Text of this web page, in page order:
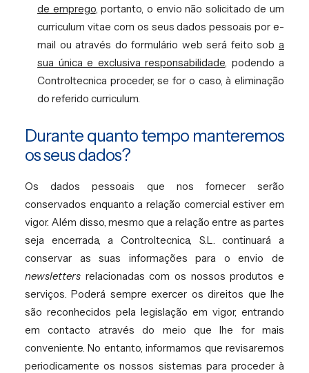
de emprego, portanto, o envio não solicitado de um
curriculum vitae com os seus dados pessoais por e-
mail ou através do formulário web será feito sob a
sua única e exclusiva responsabilidade, podendo a
Controltecnica proceder, se for o caso, à eliminação
do referido curriculum.
Durante quanto tempo manteremos
os seus dados?
Os dados pessoais que nos fornecer serão
conservados enquanto a relação comercial estiver em
vigor. Além disso, mesmo que a relação entre as partes
seja encerrada, a Controltecnica, S.L. continuará a
conservar as suas informações para o envio de
newsletters relacionadas com os nossos produtos e
serviços. Poderá sempre exercer os direitos que lhe
são reconhecidos pela legislação em vigor, entrando
em contacto através do meio que lhe for mais
conveniente. No entanto, informamos que revisaremos
periodicamente os nossos sistemas para proceder à